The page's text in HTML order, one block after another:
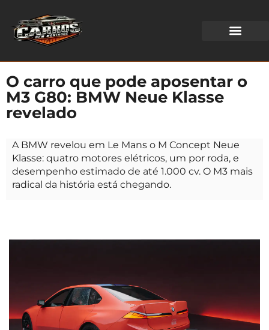
O carro que pode aposentar o
M3 G80: BMW Neue Klasse
revelado
A BMW revelou em Le Mans o M Concept Neue
Klasse: quatro motores elétricos, um por roda, e
desempenho estimado de até 1.000 cv. O M3 mais
radical da história está chegando.